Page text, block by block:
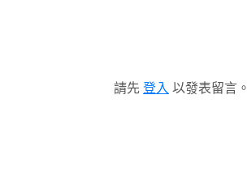
請先 登入 以發表留言。